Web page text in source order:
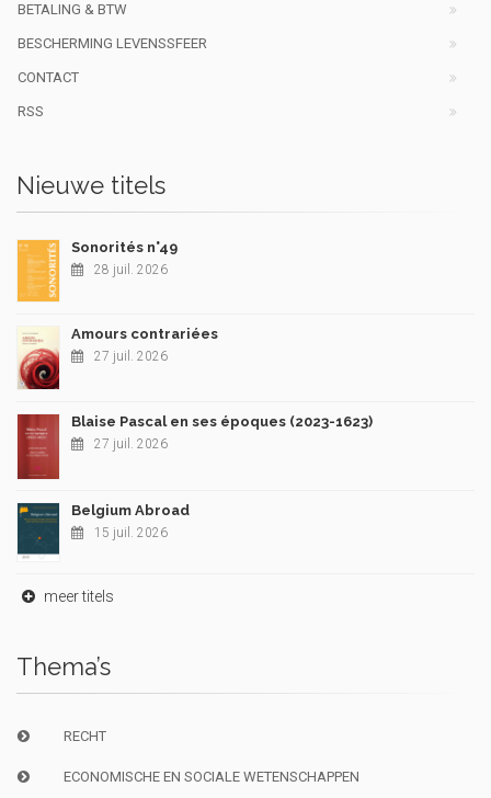
BETALING & BTW
BESCHERMING LEVENSSFEER
CONTACT
RSS
Nieuwe titels
Sonorités n°49
28 juil. 2026
Amours contrariées
27 juil. 2026
Blaise Pascal en ses époques (2023-1623)
27 juil. 2026
Belgium Abroad
15 juil. 2026
meer titels
Thema’s
RECHT
ECONOMISCHE EN SOCIALE WETENSCHAPPEN